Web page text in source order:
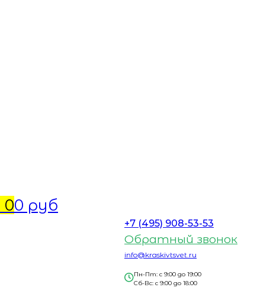
00 руб
+7 (495) 908-53-53
Обратный звонок
info@kraskivtsvet.ru
Пн-Пт: с 9:00 до 19:00
Сб-Вс: с 9:00 до 18:00